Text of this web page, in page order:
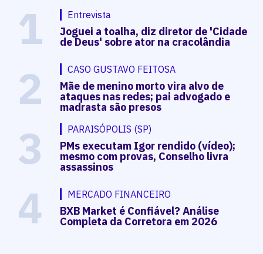
1 Entrevista
Joguei a toalha, diz diretor de 'Cidade
de Deus' sobre ator na cracolândia
2 CASO GUSTAVO FEITOSA
Mãe de menino morto vira alvo de
ataques nas redes; pai advogado e
madrasta são presos
3 PARAISÓPOLIS (SP)
PMs executam Igor rendido (vídeo);
mesmo com provas, Conselho livra
assassinos
4 MERCADO FINANCEIRO
BXB Market é Confiável? Análise
Completa da Corretora em 2026